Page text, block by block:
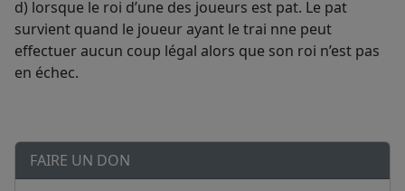
d) lorsque le roi d’une des joueurs est pat. Le pat
survient quand le joueur ayant le trai nne peut
effectuer aucun coup légal alors que son roi n’est pas
en échec.
FAIRE UN DON